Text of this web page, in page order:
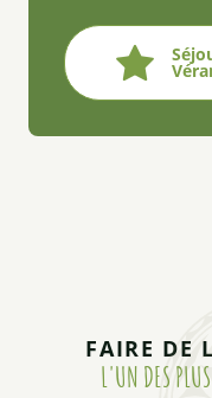
FAIRE DE
L'UN DES